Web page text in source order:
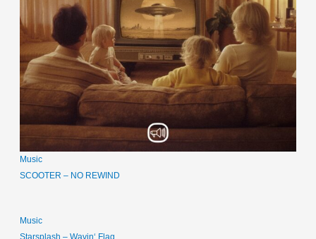
Music
SCOOTER – NO REWIND
Music
Starsplash – Wavin‘ Flag